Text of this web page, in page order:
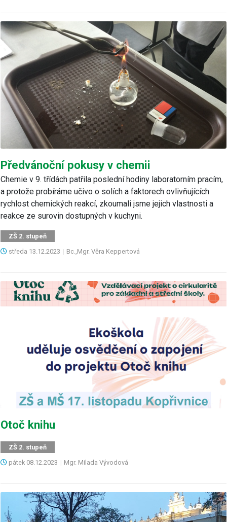
Předvánoční pokusy v chemii
Chemie v 9. třídách patřila poslední hodiny laboratorním pracím,
a protože probíráme učivo o solích a faktorech ovlivňujících
rychlost chemických reakcí, zkoumali jsme jejich vlastnosti a
reakce ze surovin dostupných v kuchyni.
ZŠ 2. stupeň
středa 13.12.2023 | Bc.,Mgr. Věra Keppertová
Otoč knihu
ZŠ 2. stupeň
pátek 08.12.2023 | Mgr. Milada Vývodová